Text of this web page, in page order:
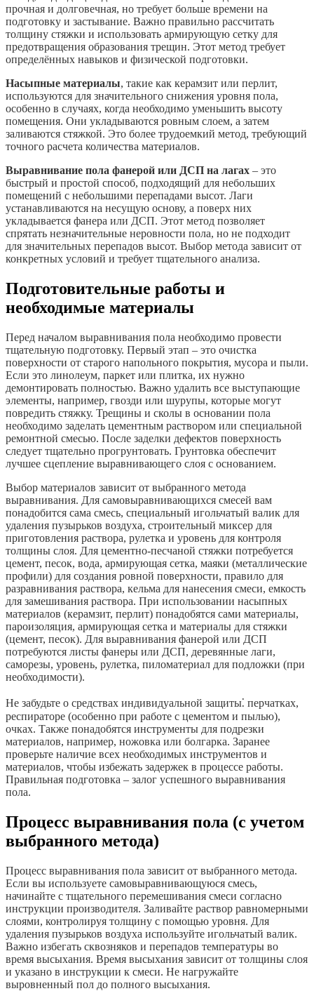
прочная и долговечная, но требует больше времени на
подготовку и застывание. Важно правильно рассчитать
толщину стяжки и использовать армирующую сетку для
предотвращения образования трещин. Этот метод требует
определённых навыков и физической подготовки.
Насыпные материалы, такие как керамзит или перлит,
используются для значительного снижения уровня пола,
особенно в случаях, когда необходимо уменьшить высоту
помещения. Они укладываются ровным слоем, а затем
заливаются стяжкой. Это более трудоемкий метод, требующий
точного расчета количества материалов.
Выравнивание пола фанерой или ДСП на лагах – это
быстрый и простой способ, подходящий для небольших
помещений с небольшими перепадами высот. Лаги
устанавливаются на несущую основу, а поверх них
укладывается фанера или ДСП. Этот метод позволяет
спрятать незначительные неровности пола, но не подходит
для значительных перепадов высот. Выбор метода зависит от
конкретных условий и требует тщательного анализа.
Подготовительные работы и
необходимые материалы
Перед началом выравнивания пола необходимо провести
тщательную подготовку. Первый этап – это очистка
поверхности от старого напольного покрытия, мусора и пыли.
Если это линолеум, паркет или плитка, их нужно
демонтировать полностью. Важно удалить все выступающие
элементы, например, гвозди или шурупы, которые могут
повредить стяжку. Трещины и сколы в основании пола
необходимо заделать цементным раствором или специальной
ремонтной смесью. После заделки дефектов поверхность
следует тщательно прогрунтовать. Грунтовка обеспечит
лучшее сцепление выравнивающего слоя с основанием.
Выбор материалов зависит от выбранного метода
выравнивания. Для самовыравнивающихся смесей вам
понадобится сама смесь, специальный игольчатый валик для
удаления пузырьков воздуха, строительный миксер для
приготовления раствора, рулетка и уровень для контроля
толщины слоя. Для цементно-песчаной стяжки потребуется
цемент, песок, вода, армирующая сетка, маяки (металлические
профили) для создания ровной поверхности, правило для
разравнивания раствора, кельма для нанесения смеси, емкость
для замешивания раствора. При использовании насыпных
материалов (керамзит, перлит) понадобятся сами материалы,
пароизоляция, армирующая сетка и материалы для стяжки
(цемент, песок). Для выравнивания фанерой или ДСП
потребуются листы фанеры или ДСП, деревянные лаги,
саморезы, уровень, рулетка, пиломатериал для подложки (при
необходимости).
Не забудьте о средствах индивидуальной защиты⁚ перчатках,
респираторе (особенно при работе с цементом и пылью),
очках. Также понадобятся инструменты для подрезки
материалов, например, ножовка или болгарка. Заранее
проверьте наличие всех необходимых инструментов и
материалов, чтобы избежать задержек в процессе работы.
Правильная подготовка – залог успешного выравнивания
пола.
Процесс выравнивания пола (с учетом
выбранного метода)
Процесс выравнивания пола зависит от выбранного метода.
Если вы используете самовыравнивающуюся смесь,
начинайте с тщательного перемешивания смеси согласно
инструкции производителя. Заливайте раствор равномерными
слоями, контролируя толщину с помощью уровня. Для
удаления пузырьков воздуха используйте игольчатый валик.
Важно избегать сквозняков и перепадов температуры во
время высыхания. Время высыхания зависит от толщины слоя
и указано в инструкции к смеси. Не нагружайте
выровненный пол до полного высыхания.